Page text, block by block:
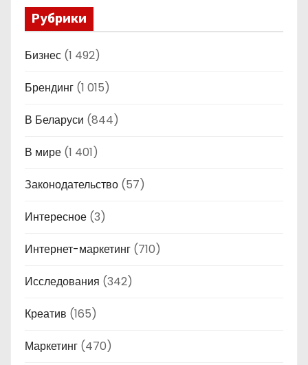
Рубрики
Бизнес (1 492)
Брендинг (1 015)
В Беларуси (844)
В мире (1 401)
Законодательство (57)
Интересное (3)
Интернет-маркетинг (710)
Исследования (342)
Креатив (165)
Маркетинг (470)